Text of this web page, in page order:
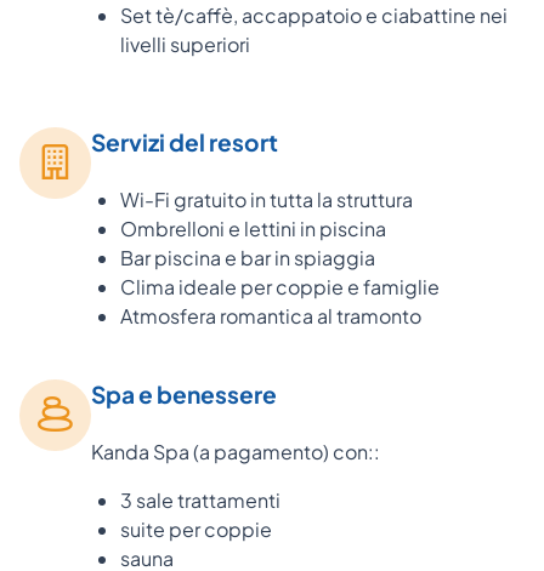
Set tè/caffè, accappatoio e ciabattine nei
livelli superiori
Servizi del resort
Wi-Fi gratuito in tutta la struttura
Ombrelloni e lettini in piscina
Bar piscina e bar in spiaggia
Clima ideale per coppie e famiglie
Atmosfera romantica al tramonto
Spa e benessere
Kanda Spa (a pagamento) con::
3 sale trattamenti
suite per coppie
sauna